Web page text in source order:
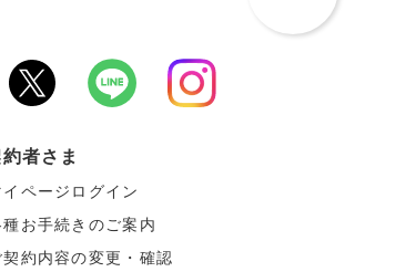
者さま
イページログイン
種お手続きのご案内
契約内容の変更・確認